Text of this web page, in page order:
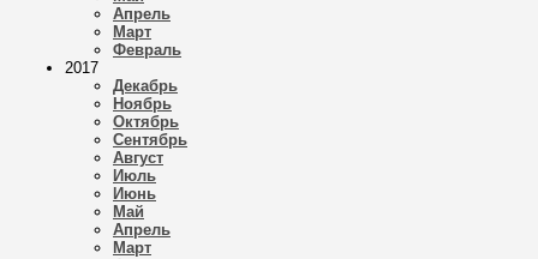
Апрель
Март
Февраль
2017
Декабрь
Ноябрь
Октябрь
Сентябрь
Август
Июль
Июнь
Май
Апрель
Март